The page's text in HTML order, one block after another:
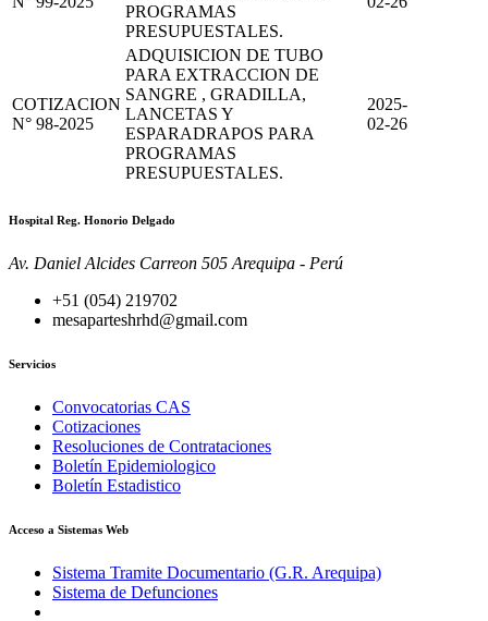
PROGRAMAS
PRESUPUESTALES.
COTIZACION
N° 98-2025
ADQUISICION DE TUBO
PARA EXTRACCION DE
SANGRE , GRADILLA,
LANCETAS Y
ESPARADRAPOS PARA
PROGRAMAS
PRESUPUESTALES.
2025-
02-26
Hospital Reg. Honorio Delgado
Av. Daniel Alcides Carreon 505 Arequipa - Perú
+51 (054) 219702
mesaparteshrhd@gmail.com
Servicios
Convocatorias CAS
Cotizaciones
Resoluciones de Contrataciones
Boletín Epidemiologico
Boletín Estadistico
Acceso a Sistemas Web
Sistema Tramite Documentario (G.R. Arequipa)
Sistema de Defunciones